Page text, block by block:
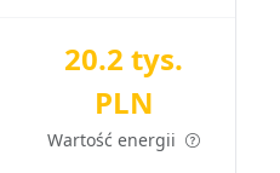
20.2 tys.
PLN
Wartość energii